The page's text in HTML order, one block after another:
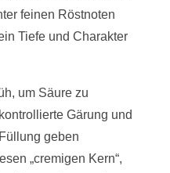
feinen Röstnoten
Tiefe und Charakter
um Säure zu
Gärung und
geben
„cremigen Kern“,